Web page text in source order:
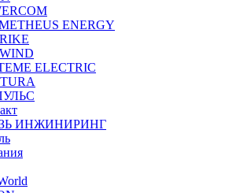
ENERGY
ELECTRIC
ИНЖИНИРИНГ